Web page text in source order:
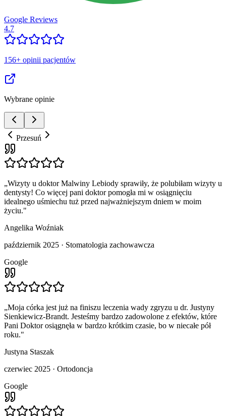
Google Reviews
4.7
156+ opinii pacjentów
Wybrane opinie
Przesuń
„Wizyty u doktor Malwiny Lebiody sprawiły, że polubiłam wizyty u
dentysty! Co więcej pani doktor pomogła mi w osiągnięciu
idealnego uśmiechu tuż przed najważniejszym dniem w moim
życiu."
Angelika Woźniak
październik 2025 · Stomatologia zachowawcza
Google
„Moja córka jest już na finiszu leczenia wady zgryzu u dr. Justyny
Sienkiewicz-Brandt. Jesteśmy bardzo zadowolone z efektów, które
Pani Doktor osiągnęła w bardzo krótkim czasie, bo w niecałe pół
roku."
Justyna Staszak
czerwiec 2025 · Ortodoncja
Google